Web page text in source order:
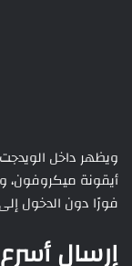
أيقونة ميكروفون،
فورًا دون الدخول
إرسال